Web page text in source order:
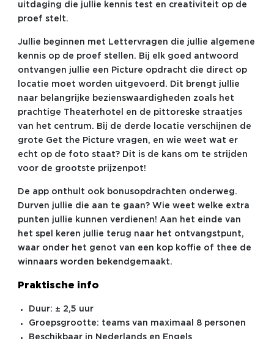
uitdaging die jullie kennis test en creativiteit op de
proef stelt.
Jullie beginnen met Lettervragen die jullie algemene
kennis op de proef stellen. Bij elk goed antwoord
ontvangen jullie een Picture opdracht die direct op
locatie moet worden uitgevoerd. Dit brengt jullie
naar belangrijke bezienswaardigheden zoals het
prachtige Theaterhotel en de pittoreske straatjes
van het centrum. Bij de derde locatie verschijnen de
grote Get the Picture vragen, en wie weet wat er
echt op de foto staat? Dit is de kans om te strijden
voor de grootste prijzenpot!
De app onthult ook bonusopdrachten onderweg.
Durven jullie die aan te gaan? Wie weet welke extra
punten jullie kunnen verdienen! Aan het einde van
het spel keren jullie terug naar het ontvangstpunt,
waar onder het genot van een kop koffie of thee de
winnaars worden bekendgemaakt.
Praktische info
Duur: ± 2,5 uur
Groepsgrootte: teams van maximaal 8 personen
Beschikbaar in Nederlands en Engels